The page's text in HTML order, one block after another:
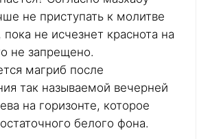
не приступать к молитве
не исчезнет краснота на
не запрещено.
магриб после
так называемой вечерней
на горизонте, которое
белого фона.